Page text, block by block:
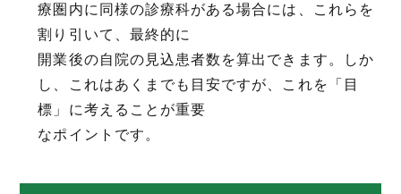
療圏内に同様の診療科がある場合には、これらを
割り引いて、最終的に
開業後の自院の見込患者数を算出できます。しか
し、これはあくまでも目安ですが、これを「目
標」に考えることが重要
なポイントです。